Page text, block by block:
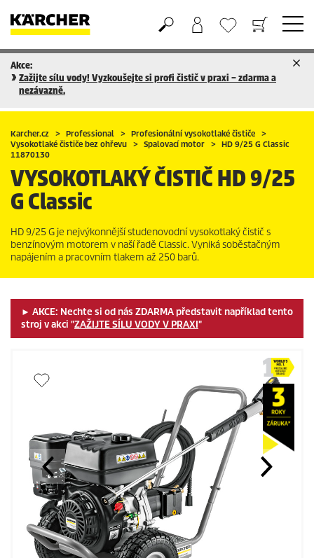
Nákupní košík
Seznam oblíbených produktů
Akce:
Zažijte sílu vody! Vyzkoušejte si profi čistič v praxi – zdarma a
nezávazně.
Karcher.cz Professional
Profesionální vysokotlaké čističe
Vysokotlaké čističe bez ohřevu
Spalovací motor
HD 9/25 G Classic
11870130
VYSOKOTLAKÝ ČISTIČ HD 9/25
G Classic
HD 9/25 G je nejvýkonnější studenovodní vysokotlaký čistič s
benzínovým motorem v naší řadě Classic. Vyniká soběstačným
napájením a pracovním tlakem až 250 barů.
► AKCE: Nechte si od nás ZDARMA představit například tento
stroj v akci "ZAŽIJTE SÍLU VODY V PRAXI"